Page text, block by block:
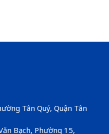
Tân Quý, Quận Tân
Bạch, Phường 15,